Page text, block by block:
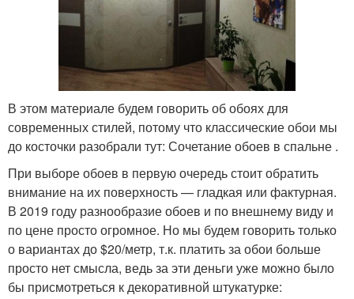
В этом материале будем говорить об обоях для
современных стилей, потому что классические обои мы
до косточки разобрали тут: Сочетание обоев в спальне .
При выборе обоев в первую очередь стоит обратить
внимание на их поверхность — гладкая или фактурная.
В 2019 году разнообразие обоев и по внешнему виду и
по цене просто огромное. Но мы будем говорить только
о вариантах до $20/метр, т.к. платить за обои больше
просто нет смысла, ведь за эти деньги уже можно было
бы присмотреться к декоративной штукатурке: